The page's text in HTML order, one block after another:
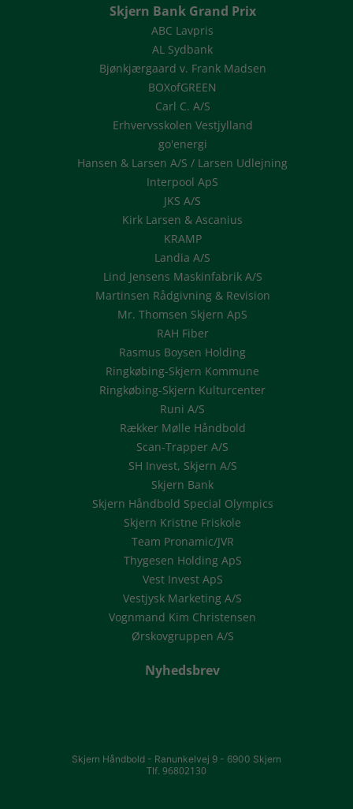
Skjern Bank Grand Prix
ABC Lavpris
AL Sydbank
Bjønkjærgaard v. Frank Madsen
BOXofGREEN
Carl C. A/S
Erhvervsskolen Vestjylland
go'energi
Hansen & Larsen A/S / Larsen Udlejning
Interpool ApS
JKS A/S
Kirk Larsen & Ascanius
KRAMP
Landia A/S
Lind Jensens Maskinfabrik A/S
Martinsen Rådgivning & Revision
Mr. Thomsen Skjern ApS
RAH Fiber
Rasmus Boysen Holding
Ringkøbing-Skjern Kommune
Ringkøbing-Skjern Kulturcenter
Runi A/S
Rækker Mølle Håndbold
Scan-Trapper A/S
SH Invest, Skjern A/S
Skjern Bank
Skjern Håndbold Special Olympics
Skjern Kristne Friskole
Team Pronamic/JVR
Thygesen Holding ApS
Vest Invest ApS
Vestjysk Marketing A/S
Vognmand Kim Christensen
Ørskovgruppen A/S
Nyhedsbrev
Skjern Håndbold - Ranunkelvej 9 - 6900 Skjern
Tlf. 96802130